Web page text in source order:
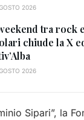
2026
tra rock
chiude la X
2026
Sipari”, la